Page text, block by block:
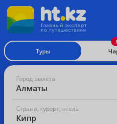
Туры
Город вылета
Алматы
Страна, курорт, отель
Кипр